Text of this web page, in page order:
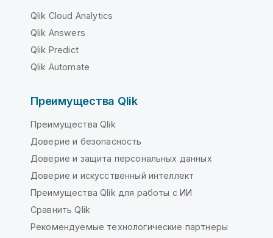
Qlik Cloud Analytics
Qlik Answers
Qlik Predict
Qlik Automate
Преимущества Qlik
Преимущества Qlik
Доверие и безопасность
Доверие и защита персональных данных
Доверие и искусственный интеллект
Преимущества Qlik для работы с ИИ
Сравнить Qlik
Рекомендуемые технологические партнеры